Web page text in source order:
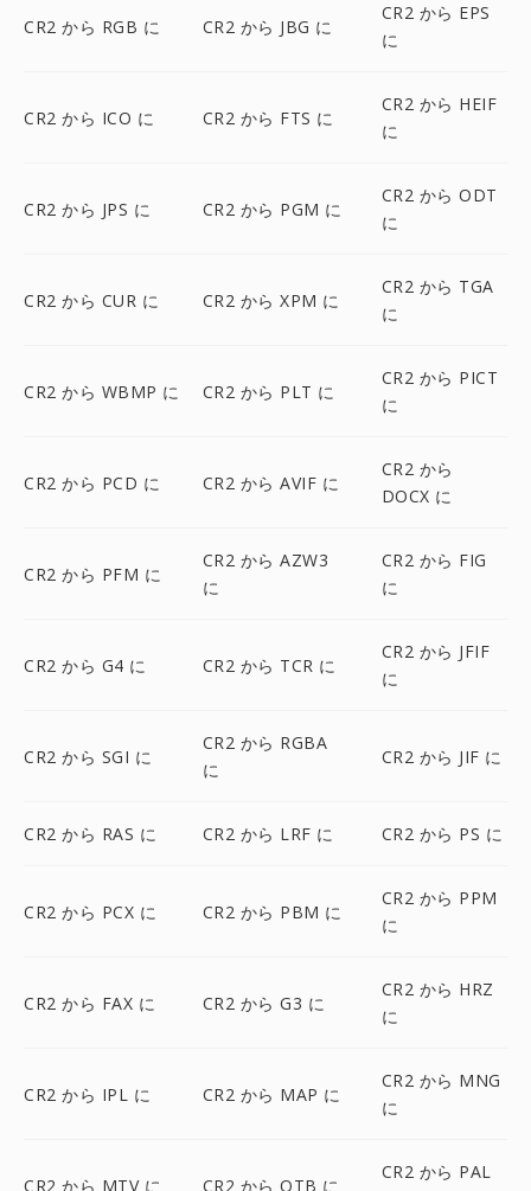
CR2 から RGB に CR2 から JBG に
CR2 から EPS
に
CR2 から ICO に CR2 から FTS に
CR2 から HEIF
に
CR2 から JPS に CR2 から PGM に
CR2 から ODT
に
CR2 から CUR に CR2 から XPM に
CR2 から TGA
に
CR2 から WBMP に CR2 から PLT に
CR2 から PICT
に
CR2 から PCD に CR2 から AVIF に
CR2 から
DOCX に
CR2 から PFM に
CR2 から AZW3
に
CR2 から FIG
に
CR2 から G4 に CR2 から TCR に
CR2 から JFIF
に
CR2 から SGI に
CR2 から RGBA
に
CR2 から JIF に
CR2 から RAS に CR2 から LRF に CR2 から PS に
CR2 から PCX に CR2 から PBM に
CR2 から PPM
に
CR2 から FAX に CR2 から G3 に
CR2 から HRZ
に
CR2 から IPL に CR2 から MAP に
CR2 から MNG
に
CR2 から MTV に CR2 から OTB に
CR2 から PAL